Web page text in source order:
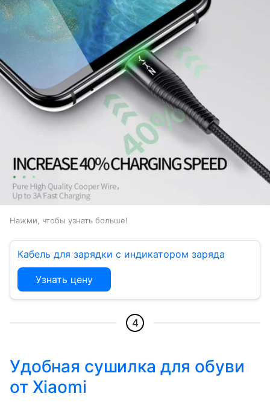
Нажми, чтобы узнать больше!
Кабель для зарядки с индикатором заряда
Узнать цену
4
Удобная сушилка для обуви
от Xiaomi